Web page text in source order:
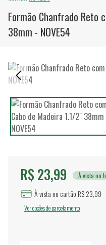
Formão Chanfrado Reto
38mm - NOVE54
R$ 23,99 À vista no
À vista no cartão R$ 23,99
Ver opções de parcelamento